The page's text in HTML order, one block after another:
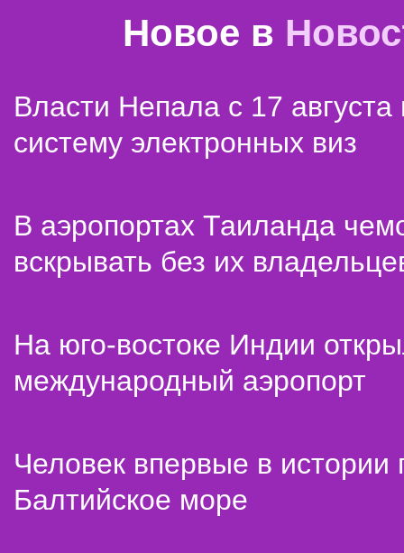
Новое в
Власти Непала с 17 августа
систему электронных виз
В аэропортах Таиланда
вскрывать без их
На юго-востоке Индии
международный аэропорт
Человек впервые в истории
Балтийское море